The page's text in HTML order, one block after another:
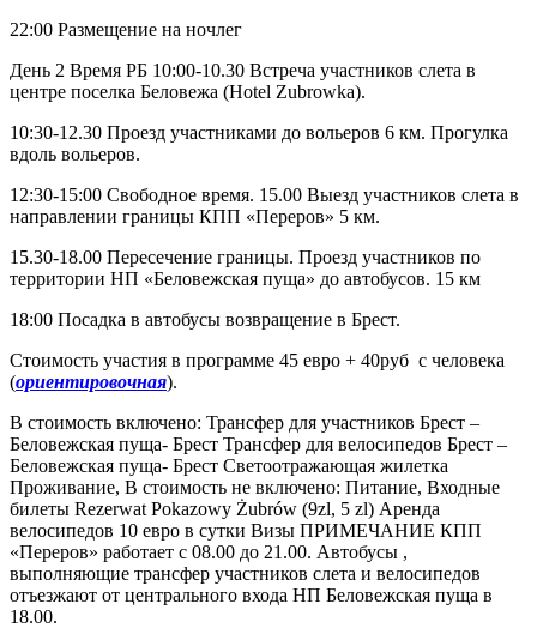
22:00 Размещение на ночлег
День 2 Время РБ 10:00-10.30 Встреча участников слета в
центре поселка Беловежа (Hotel Zubrowka).
10:30-12.30 Проезд участниками до вольеров 6 км. Прогулка
вдоль вольеров.
12:30-15:00 Свободное время. 15.00 Выезд участников слета в
направлении границы КПП «Переров» 5 км.
15.30-18.00 Пересечение границы. Проезд участников по
территории НП «Беловежская пуща» до автобусов. 15 км
18:00 Посадка в автобусы возвращение в Брест.
Стоимость участия в программе 45 евро + 40руб с человека
(ориентировочная).
В стоимость включено: Трансфер для участников Брест –
Беловежская пуща- Брест Трансфер для велосипедов Брест –
Беловежская пуща- Брест Светоотражающая жилетка
Проживание, В стоимость не включено: Питание, Входные
билеты Rezerwat Pokazowy Żubrów (9zl, 5 zl) Аренда
велосипедов 10 евро в сутки Визы ПРИМЕЧАНИЕ КПП
«Переров» работает с 08.00 до 21.00. Автобусы ,
выполняющие трансфер участников слета и велосипедов
отъезжают от центрального входа НП Беловежская пуща в
18.00.